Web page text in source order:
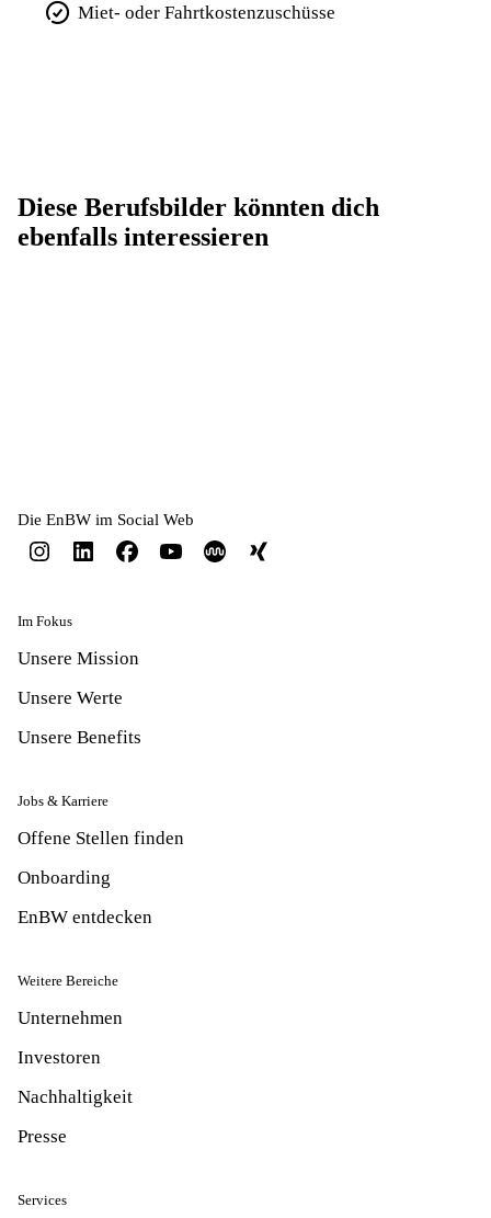
Miet- oder Fahrtkostenzuschüsse
Diese Berufsbilder könnten dich
ebenfalls interessieren
Die EnBW im Social Web
Im Fokus
Unsere Mission
Unsere Werte
Unsere Benefits
Jobs & Karriere
Offene Stellen finden
Onboarding
EnBW entdecken
Weitere Bereiche
Unternehmen
Investoren
Nachhaltigkeit
Presse
Services